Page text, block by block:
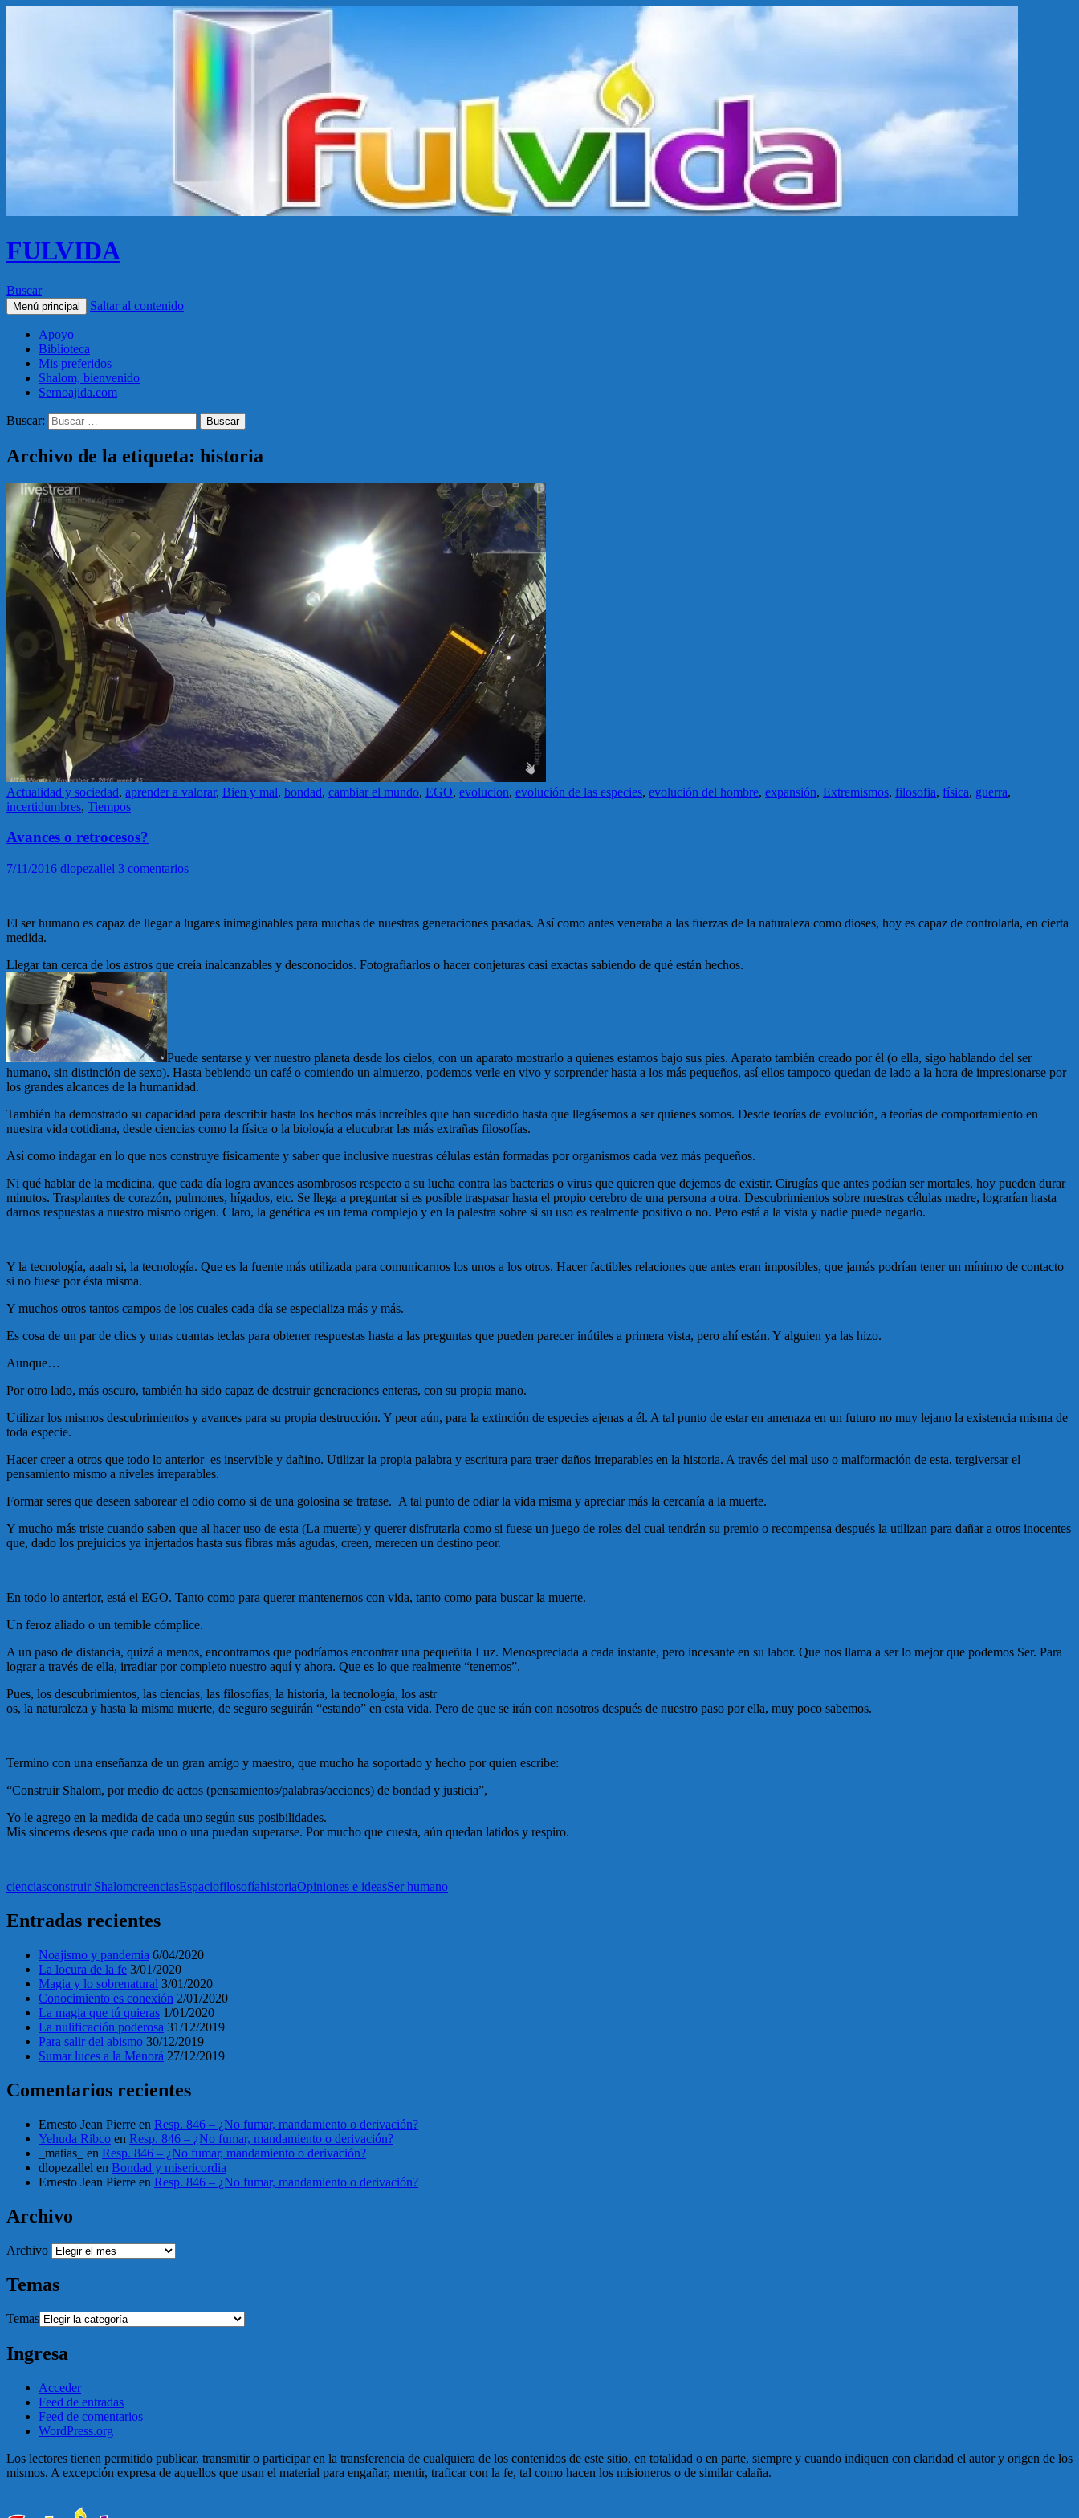
FULVIDA
Buscar
Menú principal Saltar al contenido
Apoyo
Biblioteca
Mis preferidos
Shalom, bienvenido
Sernoajida.com
Buscar:
Archivo de la etiqueta: historia
Actualidad y sociedad, aprender a valorar, Bien y mal, bondad, cambiar el mundo, EGO, evolucion, evolución de las especies, evolución del hombre, expansión, Extremismos, filosofia, física, guerra,
incertidumbres, Tiempos
Avances o retrocesos?
7/11/2016 dlopezallel 3 comentarios
El ser humano es capaz de llegar a lugares inimaginables para muchas de nuestras generaciones pasadas. Así como antes veneraba a las fuerzas de la naturaleza como dioses, hoy es capaz de controlarla, en cierta
medida.
Llegar tan cerca de los astros que creía inalcanzables y desconocidos. Fotografiarlos o hacer conjeturas casi exactas sabiendo de qué están hechos.
Puede sentarse y ver nuestro planeta desde los cielos, con un aparato mostrarlo a quienes estamos bajo sus pies. Aparato también creado por él (o ella, sigo hablando del ser
humano, sin distinción de sexo). Hasta bebiendo un café o comiendo un almuerzo, podemos verle en vivo y sorprender hasta a los más pequeños, así ellos tampoco quedan de lado a la hora de impresionarse por
los grandes alcances de la humanidad.
También ha demostrado su capacidad para describir hasta los hechos más increíbles que han sucedido hasta que llegásemos a ser quienes somos. Desde teorías de evolución, a teorías de comportamiento en
nuestra vida cotidiana, desde ciencias como la física o la biología a elucubrar las más extrañas filosofías.
Así como indagar en lo que nos construye físicamente y saber que inclusive nuestras células están formadas por organismos cada vez más pequeños.
Ni qué hablar de la medicina, que cada día logra avances asombrosos respecto a su lucha contra las bacterias o virus que quieren que dejemos de existir. Cirugías que antes podían ser mortales, hoy pueden durar
minutos. Trasplantes de corazón, pulmones, hígados, etc. Se llega a preguntar si es posible traspasar hasta el propio cerebro de una persona a otra. Descubrimientos sobre nuestras células madre, lograrían hasta
darnos respuestas a nuestro mismo origen. Claro, la genética es un tema complejo y en la palestra sobre si su uso es realmente positivo o no. Pero está a la vista y nadie puede negarlo.
Y la tecnología, aaah si, la tecnología. Que es la fuente más utilizada para comunicarnos los unos a los otros. Hacer factibles relaciones que antes eran imposibles, que jamás podrían tener un mínimo de contacto
si no fuese por ésta misma.
Y muchos otros tantos campos de los cuales cada día se especializa más y más.
Es cosa de un par de clics y unas cuantas teclas para obtener respuestas hasta a las preguntas que pueden parecer inútiles a primera vista, pero ahí están. Y alguien ya las hizo.
Aunque…
Por otro lado, más oscuro, también ha sido capaz de destruir generaciones enteras, con su propia mano.
Utilizar los mismos descubrimientos y avances para su propia destrucción. Y peor aún, para la extinción de especies ajenas a él. A tal punto de estar en amenaza en un futuro no muy lejano la existencia misma de
toda especie.
Hacer creer a otros que todo lo anterior es inservible y dañino. Utilizar la propia palabra y escritura para traer daños irreparables en la historia. A través del mal uso o malformación de esta, tergiversar el
pensamiento mismo a niveles irreparables.
Formar seres que deseen saborear el odio como si de una golosina se tratase. A tal punto de odiar la vida misma y apreciar más la cercanía a la muerte.
Y mucho más triste cuando saben que al hacer uso de esta (La muerte) y querer disfrutarla como si fuese un juego de roles del cual tendrán su premio o recompensa después la utilizan para dañar a otros inocentes
que, dado los prejuicios ya injertados hasta sus fibras más agudas, creen, merecen un destino peor.
En todo lo anterior, está el EGO. Tanto como para querer mantenernos con vida, tanto como para buscar la muerte.
Un feroz aliado o un temible cómplice.
A un paso de distancia, quizá a menos, encontramos que podríamos encontrar una pequeñita Luz. Menospreciada a cada instante, pero incesante en su labor. Que nos llama a ser lo mejor que podemos Ser. Para
lograr a través de ella, irradiar por completo nuestro aquí y ahora. Que es lo que realmente “tenemos”.
Pues, los descubrimientos, las ciencias, las filosofías, la historia, la tecnología, los astr
os, la naturaleza y hasta la misma muerte, de seguro seguirán “estando” en esta vida. Pero de que se irán con nosotros después de nuestro paso por ella, muy poco sabemos.
Termino con una enseñanza de un gran amigo y maestro, que mucho ha soportado y hecho por quien escribe:
“Construir Shalom, por medio de actos (pensamientos/palabras/acciones) de bondad y justicia”,
Yo le agrego en la medida de cada uno según sus posibilidades.
Mis sinceros deseos que cada uno o una puedan superarse. Por mucho que cuesta, aún quedan latidos y respiro.
cienciasconstruir ShalomcreenciasEspaciofilosofíahistoriaOpiniones e ideasSer humano
Entradas recientes
Noajismo y pandemia 6/04/2020
La locura de la fe 3/01/2020
Magia y lo sobrenatural 3/01/2020
Conocimiento es conexión 2/01/2020
La magia que tú quieras 1/01/2020
La nulificación poderosa 31/12/2019
Para salir del abismo 30/12/2019
Sumar luces a la Menorá 27/12/2019
Comentarios recientes
Ernesto Jean Pierre en Resp. 846 – ¿No fumar, mandamiento o derivación?
Yehuda Ribco en Resp. 846 – ¿No fumar, mandamiento o derivación?
_matias_
en Resp. 846 – ¿No fumar, mandamiento o derivación?
dlopezallel en Bondad y misericordia
Ernesto Jean Pierre en Resp. 846 – ¿No fumar, mandamiento o derivación?
Archivo
Archivo
Temas
Temas
Ingresa
Acceder
Feed de entradas
Feed de comentarios
WordPress.org
Los lectores tienen permitido publicar, transmitir o participar en la transferencia de cualquiera de los contenidos de este sitio, en totalidad o en parte, siempre y cuando indiquen con claridad el autor y origen de los
mismos. A excepción expresa de aquellos que usan el material para engañar, mentir, traficar con la fe, tal como hacen los misioneros o de similar calaña.